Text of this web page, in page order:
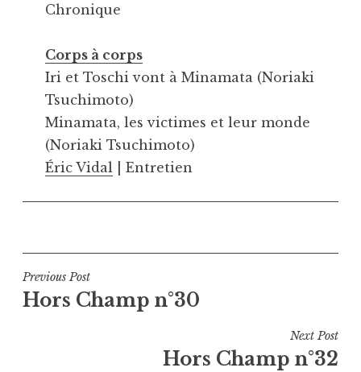
Chronique
Corps à corps
Iri et Toschi vont à Minamata (Noriaki
Tsuchimoto)
Minamata, les victimes et leur monde
(Noriaki Tsuchimoto)
Éric Vidal | Entretien
Navigation
de
Previous Post
Hors Champ n°30
Next Post
Hors Champ n°32